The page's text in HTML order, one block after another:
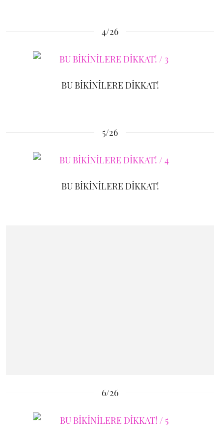
4/26
BU BİKİNİLERE DİKKAT!
5/26
BU BİKİNİLERE DİKKAT!
6/26